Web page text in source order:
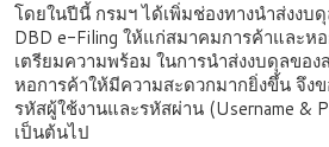
โดยในปีนี้ กรมฯ ได้เพิ่มช่องทางนำส่งงบ
DBD e-Filing ให้แก่สมาคมการค้าและห
เตรียมความพร้อม ในการนำส่งงบดุลขอ
หอการค้าให้มีความสะดวกมากยิ่งขึ้น จึง
รหัสผู้ใช้งานและรหัสผ่าน (Username &
เป็นต้นไป